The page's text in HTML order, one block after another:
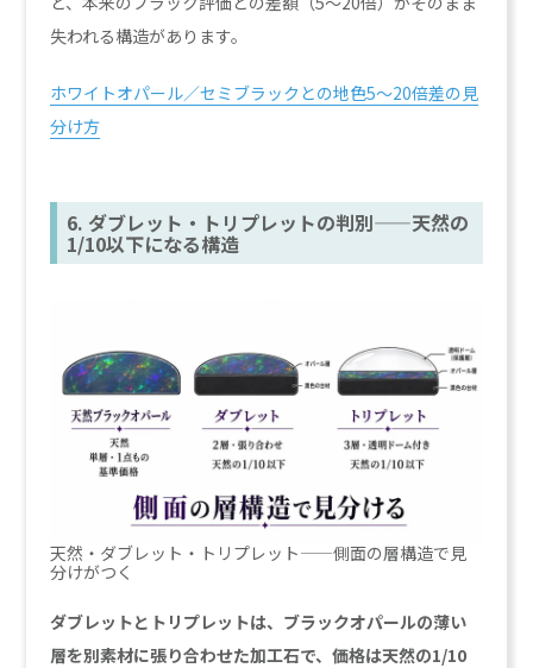
失われる構造があります。
ホワイトオパール／セミブラックとの地色5〜20倍差の見
分け方
6. ダブレット・トリプレットの判別——天然の
1/10以下になる構造
天然・ダブレット・トリプレット——側面の層構造で見
分けがつく
ダブレットとトリプレットは、ブラックオパールの薄い
層を別素材に張り合わせた加工石で、価格は天然の1/10